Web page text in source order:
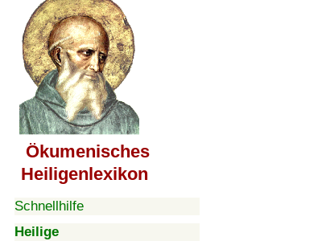
Ökumenisches
Heiligenlexikon
Schnellhilfe
Heilige